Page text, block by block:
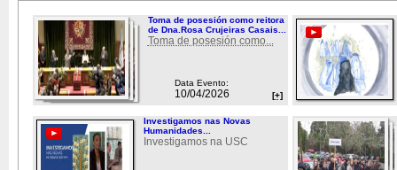
Toma de posesión como reitora
de Dna.Rosa Crujeiras Casais...
Toma de posesión como...
Data Evento:
10/04/2026 [+]
Investigamos nas Novas
Humanidades...
Investigamos na USC